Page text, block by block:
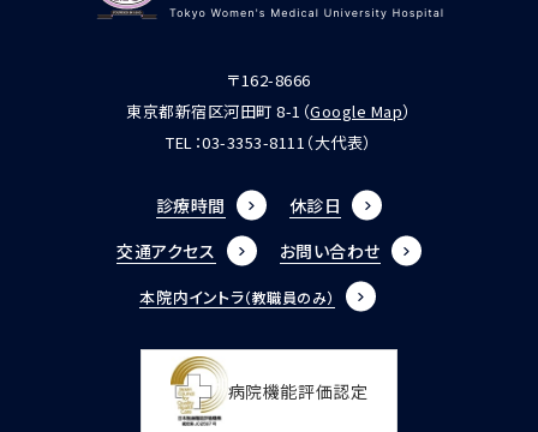
〒162-8666
東京都新宿区河田町 8-1（Google Map）
TEL：03-3353-8111 （大代表）
診療時間
休診日
交通アクセス
お問い合わせ
本院内イントラ（教職員のみ）
病院機能評価認定